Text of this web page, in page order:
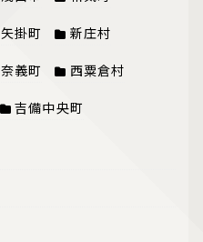
矢掛町 新庄村
奈義町 西粟倉村
吉備中央町